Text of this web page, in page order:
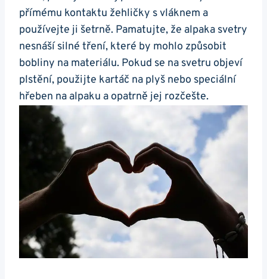
přímému ⁢kontaktu žehličky s ‍vláknem a
používejte​ ji šetrně. Pamatujte, že alpaka svetry
nesnáší silné tření, které by mohlo způsobit
bobliny na materiálu. ‍Pokud se na svetru objeví
plstění,‌ použijte kartáč na ⁤plyš nebo speciální
hřeben‌ na⁢ alpaku a opatrně‍ jej rozčešte.